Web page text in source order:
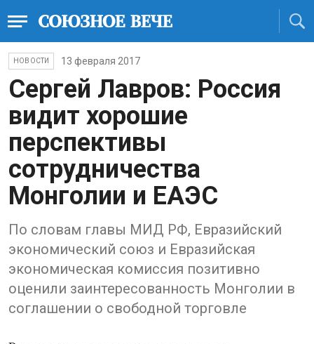
НОВОСТИ 13 февраля 2017
Сергей Лавров: Россия
видит хорошие
перспективы
сотрудничества
Монголии и ЕАЭС
По словам главы МИД РФ, Евразийский
экономический союз и Евразийская
экономическая комиссия позитивно
оценили заинтересованность Монголии в
соглашении о свободной торговле